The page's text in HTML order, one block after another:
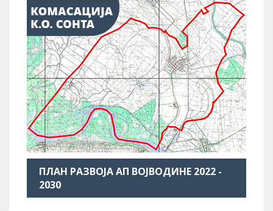
ПЛАН РАЗВОЈА АП ВОЈВОДИНЕ 2022 -
2030